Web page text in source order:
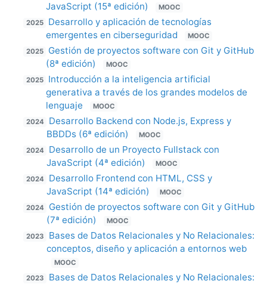
JavaScript (15ª edición)
MOOC
2025
Desarrollo y aplicación de tecnologías
emergentes en ciberseguridad
MOOC
2025
Gestión de proyectos software con Git y GitHub
(8ª edición)
MOOC
2025
Introducción a la inteligencia artificial
generativa a través de los grandes modelos de
lenguaje
MOOC
2024
Desarrollo Backend con Node.js, Express y
BBDDs (6ª edición)
MOOC
2024
Desarrollo de un Proyecto Fullstack con
JavaScript (4ª edición)
MOOC
2024
Desarrollo Frontend con HTML, CSS y
JavaScript (14ª edición)
MOOC
2024
Gestión de proyectos software con Git y GitHub
(7ª edición)
MOOC
2023
Bases de Datos Relacionales y No Relacionales:
conceptos, diseño y aplicación a entornos web
MOOC
2023
Bases de Datos Relacionales y No Relacionales: